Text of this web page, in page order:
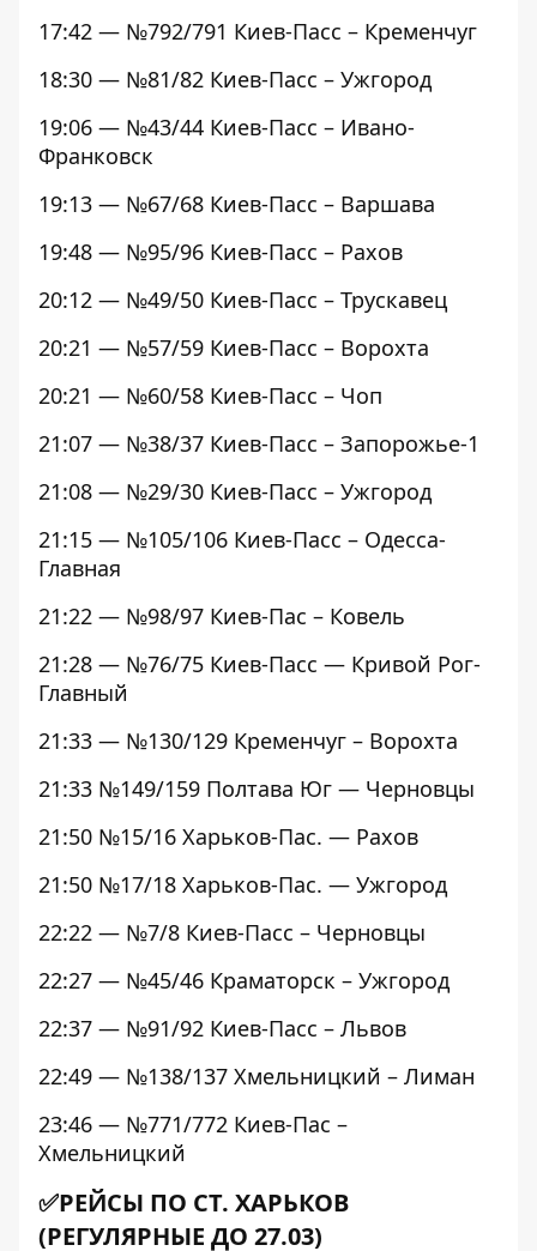
17:42 — №792/791 Киев-Пасс – Кременчуг
18:30 — №81/82 Киев-Пасс – Ужгород
19:06 — №43/44 Киев-Пасс – Ивано-
Франковск
19:13 — №67/68 Киев-Пасс – Варшава
19:48 — №95/96 Киев-Пасс – Рахов
20:12 — №49/50 Киев-Пасс – Трускавец
20:21 — №57/59 Киев-Пасс – Ворохта
20:21 — №60/58 Киев-Пасс – Чоп
21:07 — №38/37 Киев-Пасс – Запорожье-1
21:08 — №29/30 Киев-Пасс – Ужгород
21:15 — №105/106 Киев-Пасс – Одесса-
Главная
21:22 — №98/97 Киев-Пас – Ковель
21:28 — №76/75 Киев-Пасс — Кривой Рог-
Главный
21:33 — №130/129 Кременчуг – Ворохта
21:33 №149/159 Полтава Юг — Черновцы
21:50 №15/16 Харьков-Пас. — Рахов
21:50 №17/18 Харьков-Пас. — Ужгород
22:22 — №7/8 Киев-Пасс – Черновцы
22:27 — №45/46 Краматорск – Ужгород
22:37 — №91/92 Киев-Пасс – Львов
22:49 — №138/137 Хмельницкий – Лиман
23:46 — №771/772 Киев-Пас –
Хмельницкий
✅РЕЙСЫ ПО СТ. ХАРЬКОВ
(РЕГУЛЯРНЫЕ ДО 27.03)